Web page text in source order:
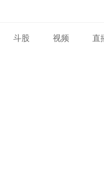
斗股 视频 直